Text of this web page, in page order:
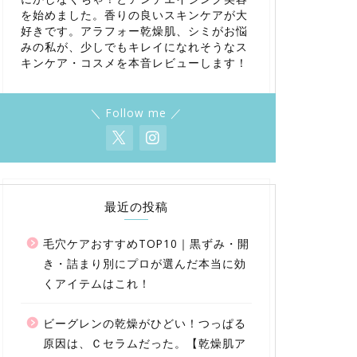
を始めました。香りの良いスキンケアが大
好きです。アラフォー乾燥肌、シミがお悩
みの私が、少しでもキレイになれそうなス
キンケア・コスメを本音レビューします！
＼ Follow me ／
最近の投稿
毛穴ケアおすすめTOP10｜黒ずみ・開
き・詰まり別にプロが選んだ本当に効
くアイテムはこれ！
ビーグレンの乾燥がひどい！つっぱる
原因は、Ｃセラムだった。【乾燥肌ア